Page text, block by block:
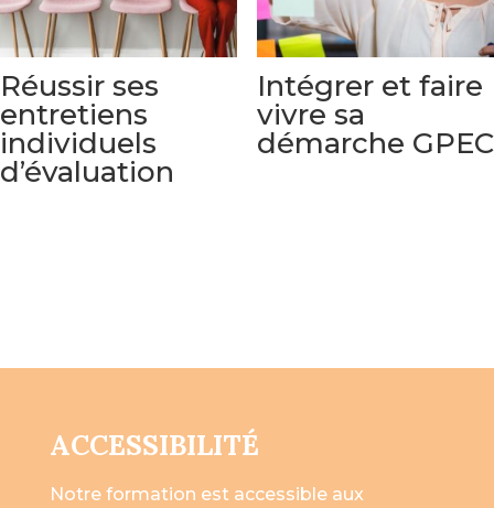
Réussir ses
entretiens
individuels
d’évaluation
Intégrer et faire
vivre sa
démarche GPEC
ACCESSIBILITÉ
Notre formation est accessible aux